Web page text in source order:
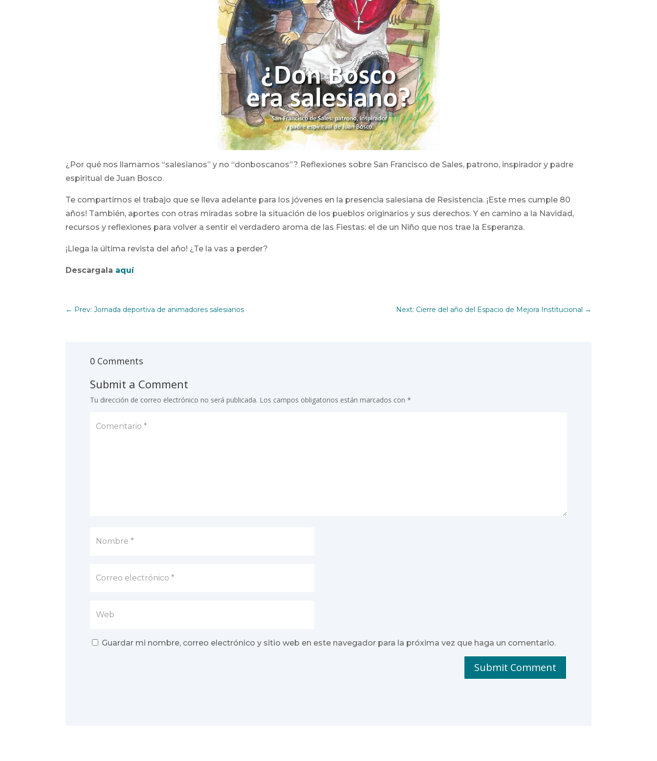
¿Por qué nos llamamos “salesianos” y no “donboscanos”? Reflexiones sobre San Francisco de Sales, patrono, inspirador y padre
espiritual de Juan Bosco.
Te compartimos el trabajo que se lleva adelante para los jóvenes en la presencia salesiana de Resistencia. ¡Este mes cumple 80
años! También, aportes con otras miradas sobre la situación de los pueblos originarios y sus derechos. Y en camino a la Navidad,
recursos y reflexiones para volver a sentir el verdadero aroma de las Fiestas: el de un Niño que nos trae la Esperanza.
¡Llega la última revista del año! ¿Te la vas a perder?
Descargala aquí
← Prev: Jornada deportiva de animadores salesianos Next: Cierre del año del Espacio de Mejora Institucional →
0 Comments
Submit a Comment
Tu dirección de correo electrónico no será publicada. Los campos obligatorios están marcados con*
Guardar mi nombre, correo electrónico y sitio web en este navegador para la próxima vez que haga un comentario.
Submit Comment